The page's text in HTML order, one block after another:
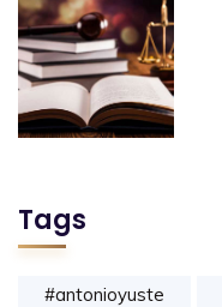
Tags
#antonioyuste